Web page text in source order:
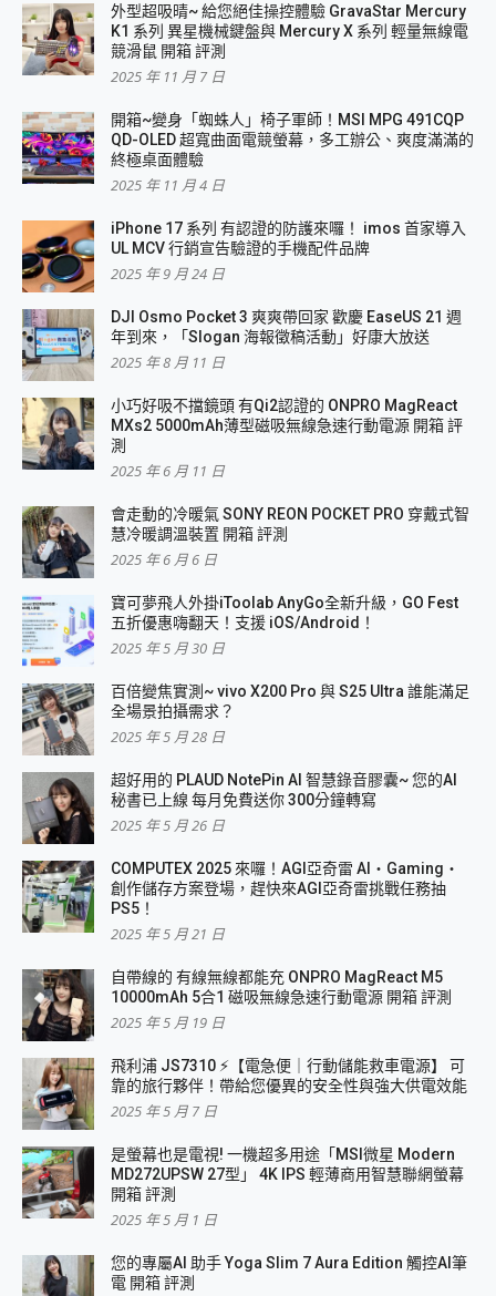
外型超吸晴~ 給您絕佳操控體驗 GravaStar Mercury
K1 系列 異星機械鍵盤與 Mercury X 系列 輕量無線電
競滑鼠 開箱 評測
2025 年 11 月 7 日
開箱~變身「蜘蛛人」椅子軍師！MSI MPG 491CQP
QD-OLED 超寬曲面電競螢幕，多工辦公、爽度滿滿的
終極桌面體驗
2025 年 11 月 4 日
iPhone 17 系列 有認證的防護來囉！ imos 首家導入
UL MCV 行銷宣告驗證的手機配件品牌
2025 年 9 月 24 日
DJI Osmo Pocket 3 爽爽帶回家 歡慶 EaseUS 21 週
年到來，「Slogan 海報徵稿活動」好康大放送
2025 年 8 月 11 日
小巧好吸不擋鏡頭 有Qi2認證的 ONPRO MagReact
MXs2 5000mAh薄型磁吸無線急速行動電源 開箱 評
測
2025 年 6 月 11 日
會走動的冷暖氣 SONY REON POCKET PRO 穿戴式智
慧冷暖調溫裝置 開箱 評測
2025 年 6 月 6 日
寶可夢飛人外掛iToolab AnyGo全新升級，GO Fest
五折優惠嗨翻天！支援 iOS/Android！
2025 年 5 月 30 日
百倍變焦實測~ vivo X200 Pro 與 S25 Ultra 誰能滿足
全場景拍攝需求？
2025 年 5 月 28 日
超好用的 PLAUD NotePin AI 智慧錄音膠囊~ 您的AI
秘書已上線 每月免費送你 300分鐘轉寫
2025 年 5 月 26 日
COMPUTEX 2025 來囉！AGI亞奇雷 AI・Gaming・
創作儲存方案登場，趕快來AGI亞奇雷挑戰任務抽
PS5！
2025 年 5 月 21 日
自帶線的 有線無線都能充 ONPRO MagReact M5
10000mAh 5合1 磁吸無線急速行動電源 開箱 評測
2025 年 5 月 19 日
飛利浦 JS7310 ⚡【電急便｜行動儲能救車電源】 可
靠的旅行夥伴！帶給您優異的安全性與強大供電效能
2025 年 5 月 7 日
是螢幕也是電視! 一機超多用途「MSI微星 Modern
MD272UPSW 27型」 4K IPS 輕薄商用智慧聯網螢幕
開箱 評測
2025 年 5 月 1 日
您的專屬AI 助手 Yoga Slim 7 Aura Edition 觸控AI筆
電 開箱 評測